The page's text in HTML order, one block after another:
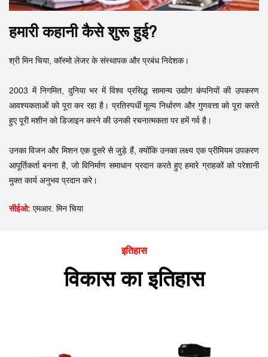
हमारी कहानी कैसे शुरू हुई?
श्री मिन चिया, कॉस्मो लेजर के संस्थापक और प्रबंध निदेशक।
2003 में निगमित, दुनिया भर में विश्व प्रसिद्ध सामान्य उद्योग कंपनियों की उपकरण
आवश्यकताओं को पूरा कर रहा है। प्रतिस्पर्धी मूल्य निर्धारण और गुणवत्ता को पूरा करते
हुए पूरी मशीन को डिजाइन करने की उनकी रचनात्मकता पर हमें गर्व है।
उनका विजन और मिशन एक दूसरे से जुड़े हैं, क्योंकि उनका लक्ष्य एक प्रीमियम उपकरण
आपूर्तिकर्ता बनना है, जो विनिर्माण समाधान प्रदान करते हुए हमारे ग्राहकों को परेशानी
मुक्त कार्य अनुभव प्रदान करे।
सीईओ: एमआर. मिन चिया​​​​​​
इतिहास
विकास का इतिहास